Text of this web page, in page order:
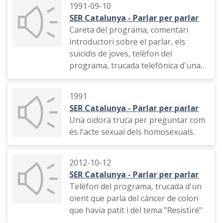
1991-09-10
SER Catalunya - Parlar per parlar
Careta del programa, comentari
introductori sobre el parlar, els
suïcidis de joves, telèfon del
programa, trucada telefònica d'una
persona que parla sobre els tipus de
1991
SER Catalunya - Parlar per parlar
Una oïdora truca per preguntar com
és l'acte sexual dels homosexuals.
2012-10-12
SER Catalunya - Parlar per parlar
Telèfon del programa, trucada d'un
oient que parla del càncer de colon
que havia patit i del tema "Resistiré"